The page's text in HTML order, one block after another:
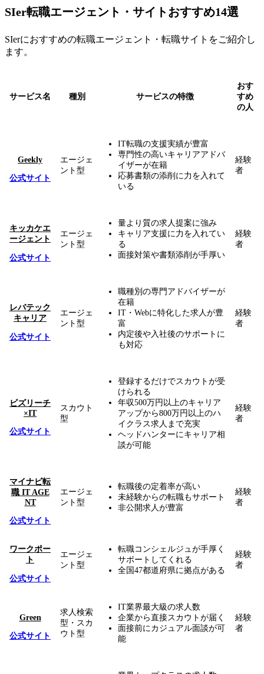
SIer転職エージェント・サイトおすすめ14選
SIerにおすすめの転職エージェント・転職サイトをご紹介し
ます。
サービス名 種別 サービスの特徴
おす
すめ
の人
Geekly
公式サイト
エージェ
ント型
IT転職の支援実績が豊富
専門性の高いキャリアアドバ
イザーが在籍
応募書類の添削に力を入れて
いる
経験
者
キッカケエ
ージェント
公式サイト
エージェ
ント型
量より質の求人提案に強み
キャリア支援に力を入れてい
る
面接対策や書類添削が手厚い
経験
者
レバテック
キャリア
公式サイト
エージェ
ント型
職種別の専門アドバイザーが
在籍
IT・Webに特化した求人が豊
富
内定後や入社後のサポートに
も対応
経験
者
ビズリーチ
×IT
公式サイト
スカウト
型
登録するだけでスカウトが受
けられる
年収500万円以上のキャリア
アップから800万円以上のハ
イクラス求人まで充実
ヘッドハンターにキャリア相
談が可能
経験
者
マイナビ転
職 IT AGE
NT
公式サイト
エージェ
ント型
転職後の定着率が高い
未経験からの転職もサポート
非公開求人が豊富
経験
者
ワークポー
ト
公式サイト
エージェ
ント型
転職コンシェルジュが手厚く
サポートしてくれる
全国47都道府県に拠点がある
経験
者
Green
公式サイト
求人検索
型・スカ
ウト型
IT業界最大級の求人数
企業から直接スカウトが届く
面接前にカジュアル面談が可
能
経験
者